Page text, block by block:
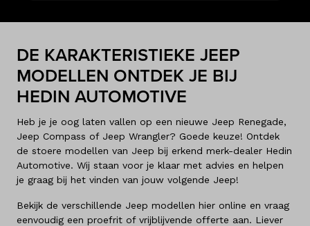
DE KARAKTERISTIEKE JEEP
MODELLEN ONTDEK JE BIJ
HEDIN AUTOMOTIVE
Heb je je oog laten vallen op een nieuwe Jeep Renegade,
Jeep Compass of Jeep Wrangler? Goede keuze! Ontdek
de stoere modellen van Jeep bij erkend merk-dealer Hedin
Automotive. Wij staan voor je klaar met advies en helpen
je graag bij het vinden van jouw volgende Jeep!
Bekijk de verschillende Jeep modellen hier online en vraag
eenvoudig een proefrit of vrijblijvende offerte aan. Liever